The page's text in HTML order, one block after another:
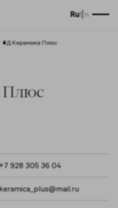
RuEn
ТД Керамика Плюс
Плюс
+7 928 305 36 04
keramica_plus@mail.ru